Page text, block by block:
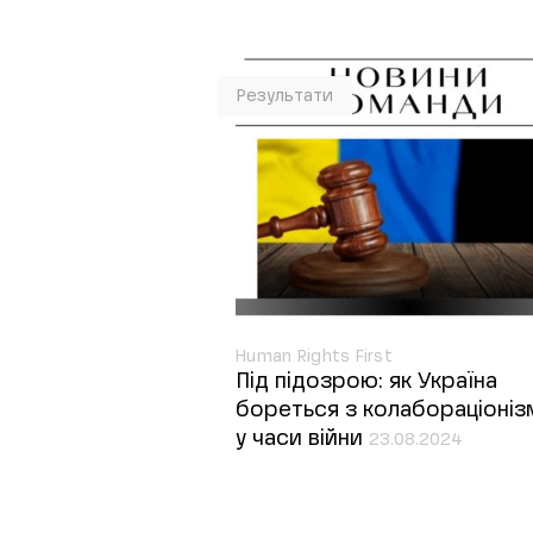
Результати
Human Rights First
Під підозрою: як Україна
бореться з
у часи війни 23.08.2024